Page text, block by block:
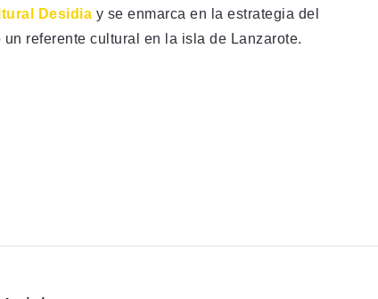
Desidia y se enmarca en la estrategia del
referente cultural en la isla de Lanzarote.